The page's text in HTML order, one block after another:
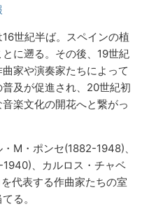
世紀半ば。スペインの植
に遡る。その後、19世紀
家や演奏家たちによって
及が促進され、20世紀初
楽文化の開花へと繋がっ
M・ポンセ(1882-1948)、
、カルロス・チャベ
代表する作曲家たちの室
る。